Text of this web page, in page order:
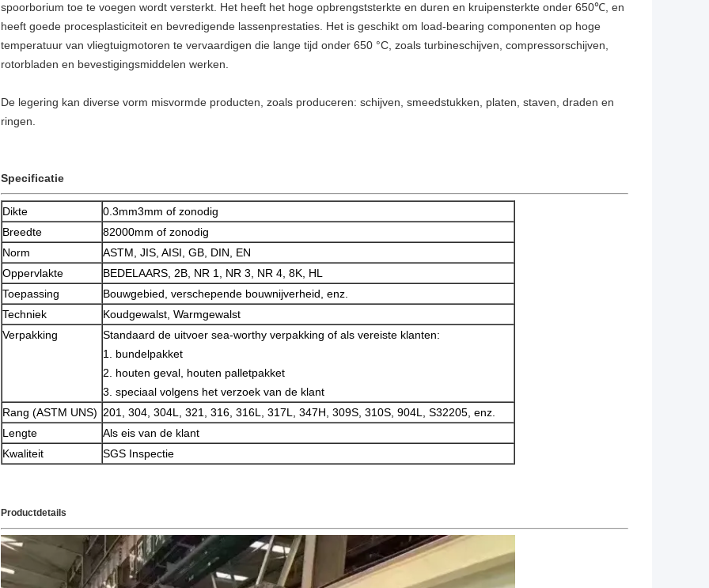
spoorborium toe te voegen wordt versterkt. Het heeft het hoge opbrengststerkte en duren en kruipensterkte onder 650℃, en
heeft goede procesplasticiteit en bevredigende lassenprestaties. Het is geschikt om load-bearing componenten op hoge
temperatuur van vliegtuigmotoren te vervaardigen die lange tijd onder 650 °C, zoals turbineschijven, compressorschijven,
rotorbladen en bevestigingsmiddelen werken.
De legering kan diverse vorm misvormde producten, zoals produceren: schijven, smeedstukken, platen, staven, draden en
ringen.
Specificatie
Dikte
0.3mm3mm of zonodig
Breedte
82000mm of zonodig
Norm
ASTM, JIS, AISI, GB, DIN, EN
Oppervlakte
BEDELAARS, 2B, NR 1, NR 3, NR 4, 8K, HL
Toepassing
Bouwgebied, verschepende bouwnijverheid, enz.
Techniek
Koudgewalst, Warmgewalst
Verpakking
Standaard de uitvoer sea-worthy verpakking of als vereiste klanten:
1. bundelpakket
2. houten geval, houten palletpakket
3. speciaal volgens het verzoek van de klant
Rang (ASTM UNS) 201, 304, 304L, 321, 316, 316L, 317L, 347H, 309S, 310S, 904L, S32205, enz.
Lengte
Als eis van de klant
Kwaliteit
SGS Inspectie
Productdetails